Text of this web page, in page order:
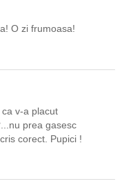
O zi frumoasa!
v-a placut
prea gasesc
corect. Pupici !